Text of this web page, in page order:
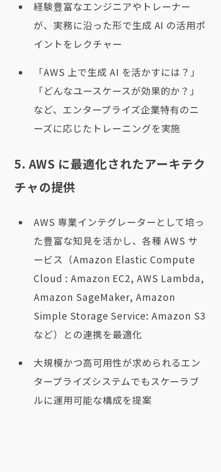
経験豊富なエンジニアやトレーナー
が、実務に沿った形で生成 AI の活用ポ
イントをレクチャー
「AWS 上で生成 AI を活かすには？」
「どんなユースケースが効果的か？」
など、エンタープライズ企業特有のニ
ーズに応じたトレーニングを実施
5. AWS に最適化されたアーキテク
チャの提供
AWS 専業インテグレーターとして培っ
た豊富な知見を活かし、各種 AWS サ
ービス（Amazon Elastic Compute
Cloud : Amazon EC2, AWS Lambda,
Amazon SageMaker, Amazon
Simple Storage Service: Amazon S3
など）との連携を最適化
大規模かつ高可用性が求められるエン
タープライズシステムでもスケーラブ
ルに運用可能な構成を提案